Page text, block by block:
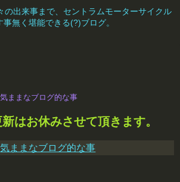
の出来事まで、セントラムモーターサイクル
事無く堪能できる(?)ブログ。
気ままなブログ的な事
はお休みさせて頂きます。
気ままなブログ的な事